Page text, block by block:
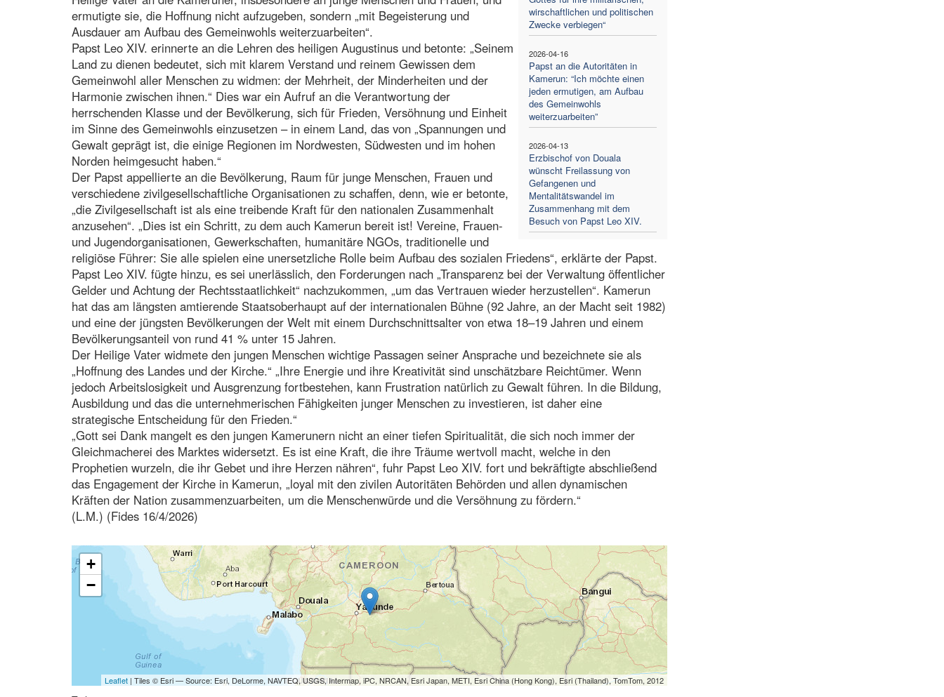
wirschaftlichen und politischen
Zwecke verbiegen“
2026-04-16
Papst an die Autoritäten in
Kamerun: “Ich möchte einen
jeden ermutigen, am Aufbau
des Gemeinwohls
weiterzuarbeiten”
2026-04-13
Erzbischof von Douala
wünscht Freilassung von
Gefangenen und
Mentalitätswandel im
Zusammenhang mit dem
Besuch von Papst Leo XIV.
ermutigte sie, die Hoffnung nicht aufzugeben, sondern „mit Begeisterung und
Ausdauer am Aufbau des Gemeinwohls weiterzuarbeiten“.
Papst Leo XIV. erinnerte an die Lehren des heiligen Augustinus und betonte: „Seinem
Land zu dienen bedeutet, sich mit klarem Verstand und reinem Gewissen dem
Gemeinwohl aller Menschen zu widmen: der Mehrheit, der Minderheiten und der
Harmonie zwischen ihnen.“ Dies war ein Aufruf an die Verantwortung der
herrschenden Klasse und der Bevölkerung, sich für Frieden, Versöhnung und Einheit
im Sinne des Gemeinwohls einzusetzen – in einem Land, das von „Spannungen und
Gewalt geprägt ist, die einige Regionen im Nordwesten, Südwesten und im hohen
Norden heimgesucht haben.“
Der Papst appellierte an die Bevölkerung, Raum für junge Menschen, Frauen und
verschiedene zivilgesellschaftliche Organisationen zu schaffen, denn, wie er betonte,
„die Zivilgesellschaft ist als eine treibende Kraft für den nationalen Zusammenhalt
anzusehen“. „Dies ist ein Schritt, zu dem auch Kamerun bereit ist! Vereine, Frauen-
und Jugendorganisationen, Gewerkschaften, humanitäre NGOs, traditionelle und
religiöse Führer: Sie alle spielen eine unersetzliche Rolle beim Aufbau des sozialen Friedens“, erklärte der Papst.
Papst Leo XIV. fügte hinzu, es sei unerlässlich, den Forderungen nach „Transparenz bei der Verwaltung öffentlicher
Gelder und Achtung der Rechtsstaatlichkeit“ nachzukommen, „um das Vertrauen wieder herzustellen“. Kamerun
hat das am längsten amtierende Staatsoberhaupt auf der internationalen Bühne (92 Jahre, an der Macht seit 1982)
und eine der jüngsten Bevölkerungen der Welt mit einem Durchschnittsalter von etwa 18–19 Jahren und einem
Bevölkerungsanteil von rund 41 % unter 15 Jahren.
Der Heilige Vater widmete den jungen Menschen wichtige Passagen seiner Ansprache und bezeichnete sie als
„Hoffnung des Landes und der Kirche.“ „Ihre Energie und ihre Kreativität sind unschätzbare Reichtümer. Wenn
jedoch Arbeitslosigkeit und Ausgrenzung fortbestehen, kann Frustration natürlich zu Gewalt führen. In die Bildung,
Ausbildung und das die unternehmerischen Fähigkeiten junger Menschen zu investieren, ist daher eine
strategische Entscheidung für den Frieden.“
„Gott sei Dank mangelt es den jungen Kamerunern nicht an einer tiefen Spiritualität, die sich noch immer der
Gleichmacherei des Marktes widersetzt. Es ist eine Kraft, die ihre Träume wertvoll macht, welche in den
Prophetien wurzeln, die ihr Gebet und ihre Herzen nähren“, fuhr Papst Leo XIV. fort und bekräftigte abschließend
das Engagement der Kirche in Kamerun, „loyal mit den zivilen Autoritäten Behörden und allen dynamischen
Kräften der Nation zusammenzuarbeiten, um die Menschenwürde und die Versöhnung zu fördern.“
(L.M.) (Fides 16/4/2026)
+
−
Leaflet| Tiles © Esri — Source: Esri, DeLorme, NAVTEQ, USGS, Intermap, iPC, NRCAN, Esri Japan, METI, Esri China (Hong Kong), Esri (Thailand), TomTom, 2012